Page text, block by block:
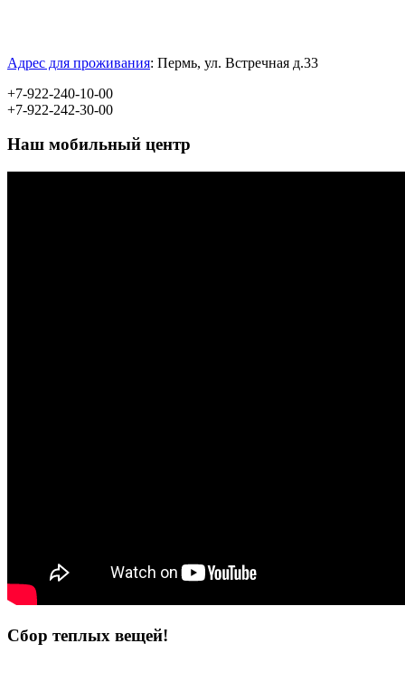
Адрес для проживания: Пермь, ул. Встречная д.33
+7-922-240-10-00
+7-922-242-30-00
Наш мобильный центр
Сбор теплых вещей!